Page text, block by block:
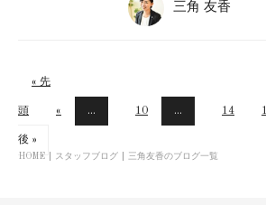
三角 友香
« 先
頭 « ... 10 ... 14
後 »
HOME スタッフブログ 三角友香のブログ一覧